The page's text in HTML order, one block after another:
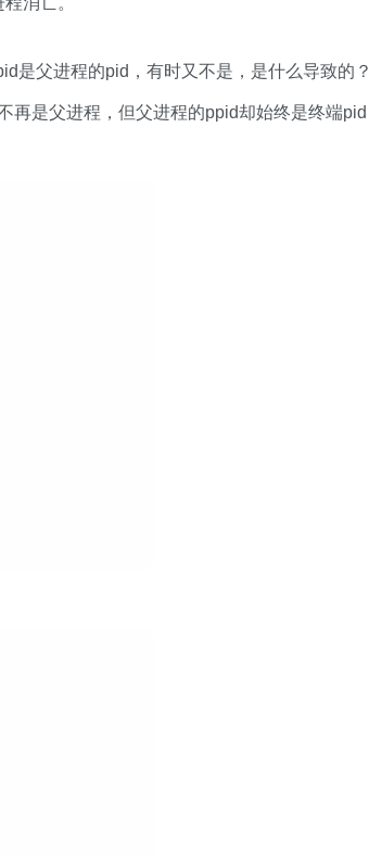
是父进程的pid，有时又不是，是什么导致的？
再是父进程，但父进程的ppid却始终是终端pid